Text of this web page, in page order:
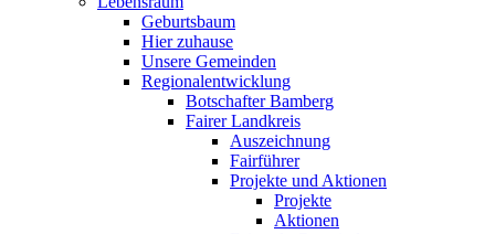
Geburtsbaum
Hier zuhause
Unsere Gemeinden
Regionalentwicklung
Botschafter Bamberg
Fairer Landkreis
Auszeichnung
Fairführer
Projekte und Aktionen
Projekte
Aktionen